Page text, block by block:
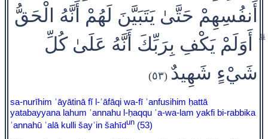
أَنفُسِهِمْ حَتَّىٰ يَتَبَيَّنَ لَهُمْ أَنَّهُ الْحَقُّ
ۗ أَوَلَمْ يَكْفِ بِرَبِّكَ أَنَّهُ عَلَىٰ كُلِّ
شَيْءٍ شَهِيدٌ (٥٣)
sa-nurīhim ʾāyātinā fĭ l-ʾāfāqi wa-fī ʾanfusihim ḥattā
yatabayyana lahum ʾannahu l-ḥaqqu ʾa-wa-lam yakfi bi-rabbika
ʾannahū ʿalā kulli šayʾin šahīdun (53)